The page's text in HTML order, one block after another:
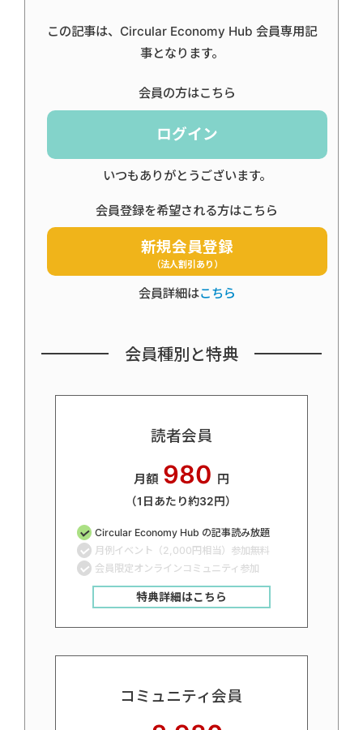
この記事は、Circular Economy Hub 会員専用記
事となります。
会員の方はこちら
ログイン
いつもありがとうございます。
会員登録を希望される方はこちら
新規会員登録
（法人割引あり）
会員詳細はこちら
会員種別と特典
読者会員
月額 980 円
（1日あたり約32円）
Circular Economy Hub の記事読み放題
月例イベント（2,000円相当）参加無料
会員限定オンラインコミュニティ参加
特典詳細はこちら
コミュニティ会員